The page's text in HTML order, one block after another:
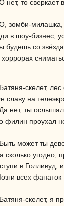
нет, то сверкает
зомби-милашка,
в шоу-бизнес,
будешь со
скелет, лес
славу на
нет, ты
филин проухал
может ты
сколько угодно,
в Голливуд,
всех фанаток
скелет, я